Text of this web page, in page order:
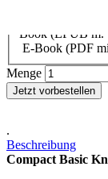
Gedrucktes
Book (EPUB m.
E-Book (PDF
Menge
Jetzt vorbestellen
.
Beschreibung
Compact Basic